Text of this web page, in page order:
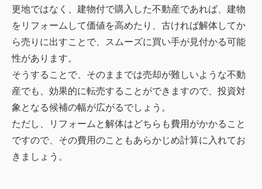
更地ではなく、建物付で購入した不動産であれば、建物
をリフォームして価値を高めたり、古ければ解体してか
ら売りに出すことで、スムーズに買い手が見付かる可能
性があります。
そうすることで、そのままでは売却が難しいような不動
産でも、効果的に転売することができますので、投資対
象となる候補の幅が広がるでしょう。
ただし、リフォームと解体はどちらも費用がかかること
ですので、その費用のこともあらかじめ計算に入れてお
きましょう。